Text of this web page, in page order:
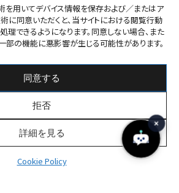
用いてデバイス情報を保存および／またはア
に同意いただくと、当サイトにおける閲覧行動
理できるようになります。同意しない場合、また
部の機能に悪影響が生じる可能性があります。
同意する
拒否
詳細を見る
Cookie Policy
Company
Message
Group
Management
CSR